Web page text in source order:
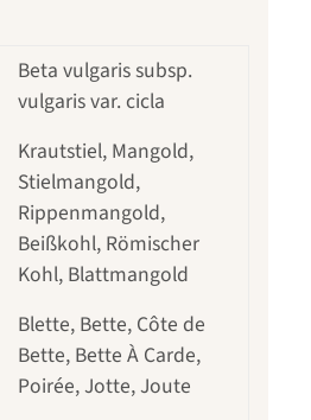
Beta vulgaris subsp.
vulgaris var. cicla
Krautstiel, Mangold,
Stielmangold,
Rippenmangold,
Beißkohl, Römischer
Kohl, Blattmangold
Blette, Bette, Côte de
Bette, Bette À Carde,
Poirée, Jotte, Joute